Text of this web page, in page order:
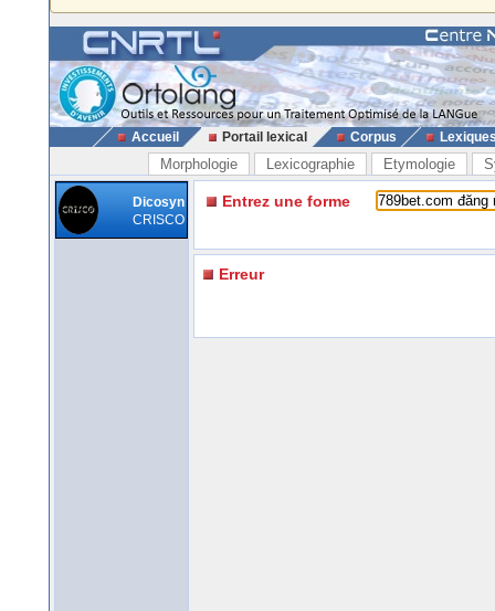
Accueil Portail lexical Corpus
Morphologie Lexicographie Etymologie
Dicosyn
CRISCO
Entrez une forme
Erreur